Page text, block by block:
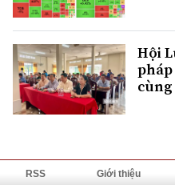
Hội
RSS Giới thiệu